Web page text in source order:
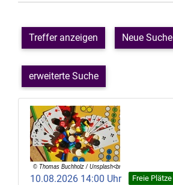
Treffer anzeigen Neue Suche
erweiterte Suche
10.08.2026 14:00 Uhr Freie Plätze